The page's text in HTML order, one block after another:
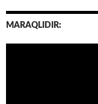
MARAQLIDIR: